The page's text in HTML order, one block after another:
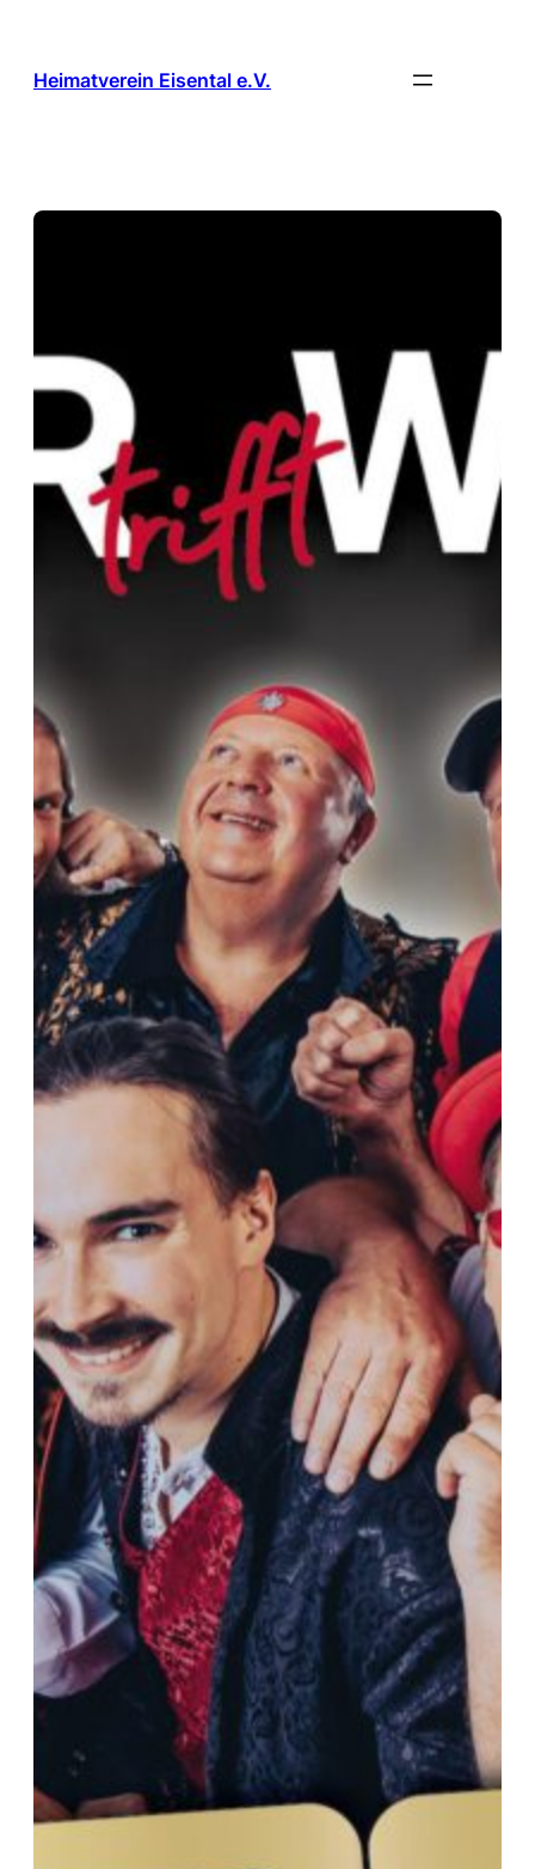
springen
Heimatverein Eisental e.V.